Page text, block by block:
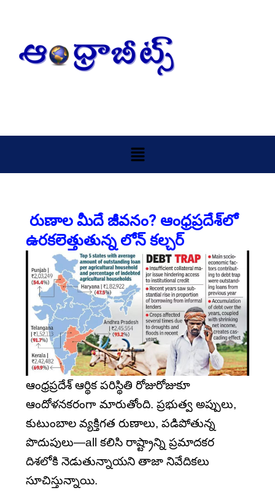
Menu
రుణాల మీదే జీవనం? ఆంధ్రప్రదేశ్‌లో
ఉరకలెత్తుతున్న లోన్‌ కల్చర్‌
ఆంధ్రప్రదేశ్ ఆర్థిక పరిస్థితి రోజురోజుకూ
ఆందోళనకరంగా మారుతోంది. ప్రభుత్వ అప్పులు,
కుటుంబాల వ్యక్తిగత రుణాలు, పడిపోతున్న
పొదుపులు—all కలిసి రాష్ట్రాన్ని ప్రమాదకర
దిశలోకి నెడుతున్నాయని తాజా నివేదికలు
సూచిస్తున్నాయి.